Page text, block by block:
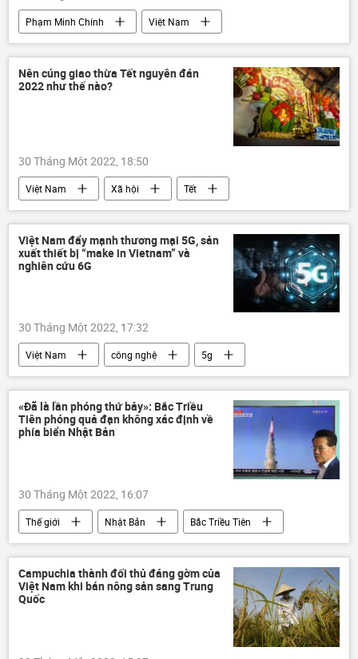
Phạm Minh Chính
Việt Nam
Hoa Kỳ
Điện Biên Phủ
Nên cúng giao thừa Tết nguyên đán
2022 như thế nào?
30 Tháng Một 2022, 18:50
Việt Nam Xã hội
Tết
võ cổ truyền
Tết Nguyên đán 2022
Việt Nam đẩy mạnh thương mại 5G, sản
xuất thiết bị “make in Vietnam” và
nghiên cứu 6G
30 Tháng Một 2022, 17:32
Việt Nam công nghệ 5g
«Đã là lần phóng thứ bảy»: Bắc Triều
Tiên phóng quả đạn không xác định về
phía biển Nhật Bản
30 Tháng Một 2022, 16:07
Thế giới Nhật Bản
Bắc Triều Tiên
Quân sự
biển Nhật Bản
Moon Jae-in
Campuchia thành đối thủ đáng gờm của
Việt Nam khi bán nông sản sang Trung
Quốc